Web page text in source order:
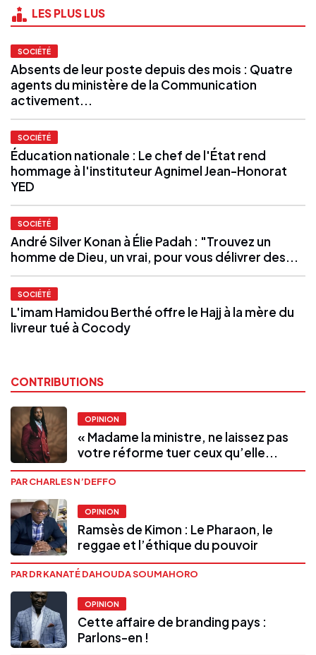
LES PLUS LUS
SOCIÉTÉ
Absents de leur poste depuis des mois : Quatre
agents du ministère de la Communication
activement...
SOCIÉTÉ
Éducation nationale : Le chef de l'État rend
hommage à l'instituteur Agnimel Jean-Honorat
YED
SOCIÉTÉ
André Silver Konan à Élie Padah : "Trouvez un
homme de Dieu, un vrai, pour vous délivrer des...
SOCIÉTÉ
L'imam Hamidou Berthé offre le Hajj à la mère du
livreur tué à Cocody
CONTRIBUTIONS
OPINION
« Madame la ministre, ne laissez pas
votre réforme tuer ceux qu’elle...
PAR CHARLES N’DEFFO
OPINION
Ramsès de Kimon : Le Pharaon, le
reggae et l’éthique du pouvoir
PAR DR KANATÉ DAHOUDA SOUMAHORO
OPINION
Cette affaire de branding pays :
Parlons-en !